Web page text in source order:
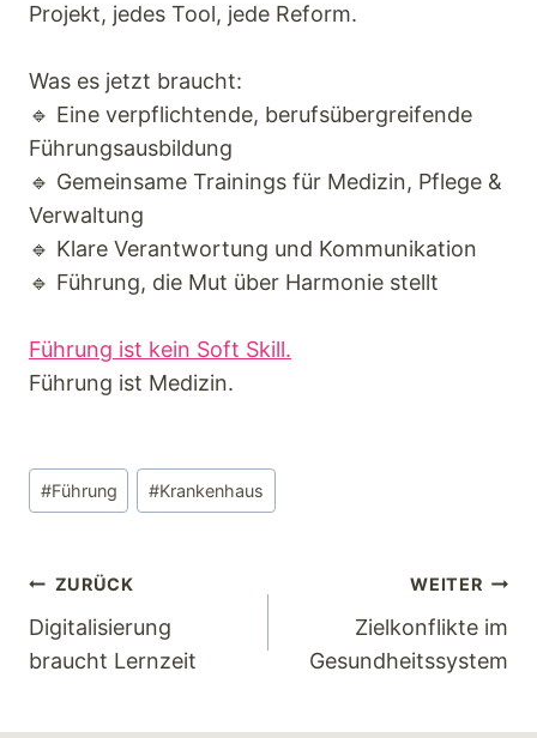
Projekt, jedes Tool, jede Reform.
Was es jetzt braucht:
🔹 Eine verpflichtende, berufsübergreifende
Führungsausbildung
🔹 Gemeinsame Trainings für Medizin, Pflege &
Verwaltung
🔹 Klare Verantwortung und Kommunikation
🔹 Führung, die Mut über Harmonie stellt
Führung ist kein Soft Skill.
Führung ist Medizin.
#Führung #Krankenhaus
ZURÜCK
Digitalisierung
braucht Lernzeit
WEITER
Zielkonflikte im
Gesundheitssystem